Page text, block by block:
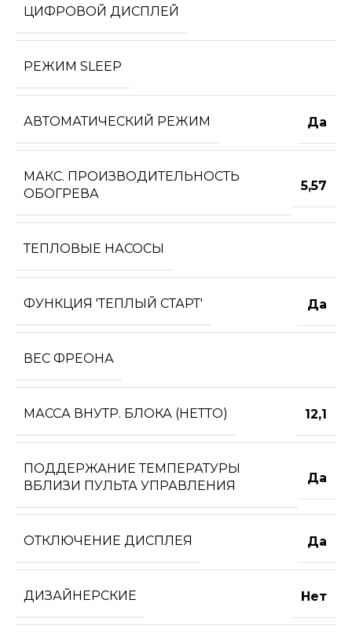
ЦИФРОВОЙ ДИСПЛЕЙ
РЕЖИМ SLEEP
АВТОМАТИЧЕСКИЙ РЕЖИМ Да
МАКС. ПРОИЗВОДИТЕЛЬНОСТЬ
ОБОГРЕВА
5,57
ТЕПЛОВЫЕ НАСОСЫ
ФУНКЦИЯ 'ТЕПЛЫЙ СТАРТ' Да
ВЕС ФРЕОНА
МАССА ВНУТР. БЛОКА (НЕТТО) 12,1
ПОДДЕРЖАНИЕ ТЕМПЕРАТУРЫ
ВБЛИЗИ ПУЛЬТА УПРАВЛЕНИЯ
Да
ОТКЛЮЧЕНИЕ ДИСПЛЕЯ Да
ДИЗАЙНЕРСКИЕ Нет